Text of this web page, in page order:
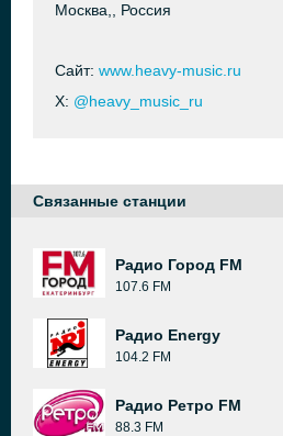
Москва,, Россия
Сайт: www.heavy-music.ru
X: @heavy_music_ru
Связанные станции
Радио Город FM
107.6 FM
Радио Energy
104.2 FM
Радио Ретро FM
88.3 FM